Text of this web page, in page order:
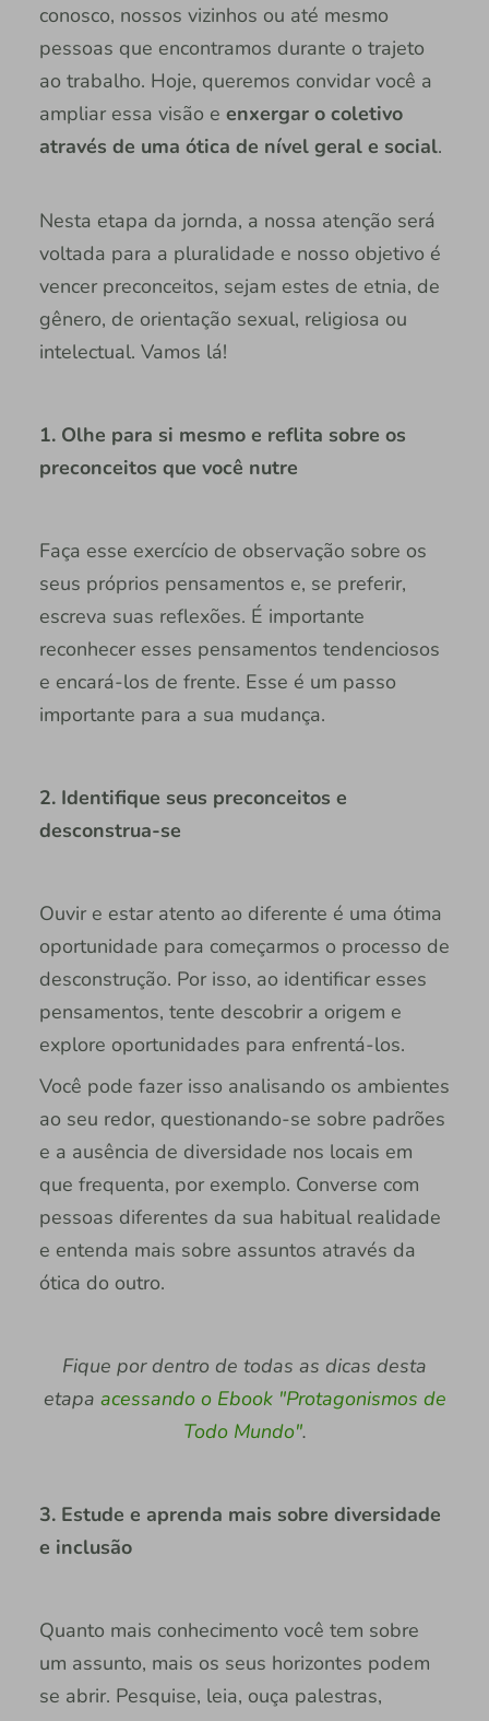
conosco, nossos vizinhos ou até mesmo
pessoas que encontramos durante o trajeto
ao trabalho. Hoje, queremos convidar você a
ampliar essa visão e enxergar o coletivo
através de uma ótica de nível geral e social.
Nesta etapa da jornda, a nossa atenção será
voltada para a pluralidade e nosso objetivo é
vencer preconceitos, sejam estes de etnia, de
gênero, de orientação sexual, religiosa ou
intelectual. Vamos lá!
1. Olhe para si mesmo e reflita sobre os
preconceitos que você nutre
Faça esse exercício de observação sobre os
seus próprios pensamentos e, se preferir,
escreva suas reflexões. É importante
reconhecer esses pensamentos tendenciosos
e encará-los de frente. Esse é um passo
importante para a sua mudança.
2. Identifique seus preconceitos e
desconstrua-se
Ouvir e estar atento ao diferente é uma ótima
oportunidade para começarmos o processo de
desconstrução. Por isso, ao identificar esses
pensamentos, tente descobrir a origem e
explore oportunidades para enfrentá-los.
Você pode fazer isso analisando os ambientes
ao seu redor, questionando-se sobre padrões
e a ausência de diversidade nos locais em
que frequenta, por exemplo. Converse com
pessoas diferentes da sua habitual realidade
e entenda mais sobre assuntos através da
ótica do outro.
Fique por dentro de todas as dicas desta
etapa acessando o Ebook "Protagonismos de
Todo Mundo".
3. Estude e aprenda mais sobre diversidade
e inclusão
Quanto mais conhecimento você tem sobre
um assunto, mais os seus horizontes podem
se abrir. Pesquise, leia, ouça palestras,